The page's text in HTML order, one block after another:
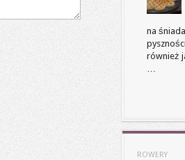
na
również
…
ROWERY